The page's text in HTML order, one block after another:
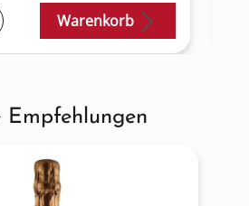
Warenkorb
Empfehlungen